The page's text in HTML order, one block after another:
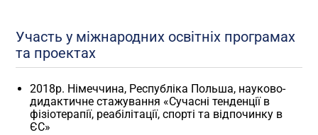
Участь у міжнародних освітніх програмах
та проектах
2018р. Німеччина, Республіка Польша, науково-
дидактичне стажування «Сучасні тенденції в
фізіотерапії, реабілітації, спорті та відпочинку в
ЄС»